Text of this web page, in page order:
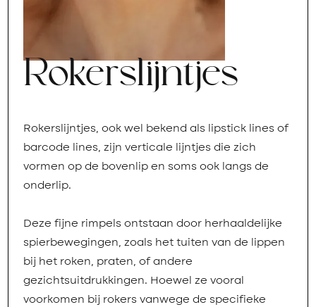
Rokerslijntjes
Rokerslijntjes, ook wel bekend als lipstick lines of
barcode lines, zijn verticale lijntjes die zich
vormen op de bovenlip en soms ook langs de
onderlip.
Deze fijne rimpels ontstaan door herhaaldelijke
spierbewegingen, zoals het tuiten van de lippen
bij het roken, praten, of andere
gezichtsuitdrukkingen. Hoewel ze vooral
voorkomen bij rokers vanwege de specifieke